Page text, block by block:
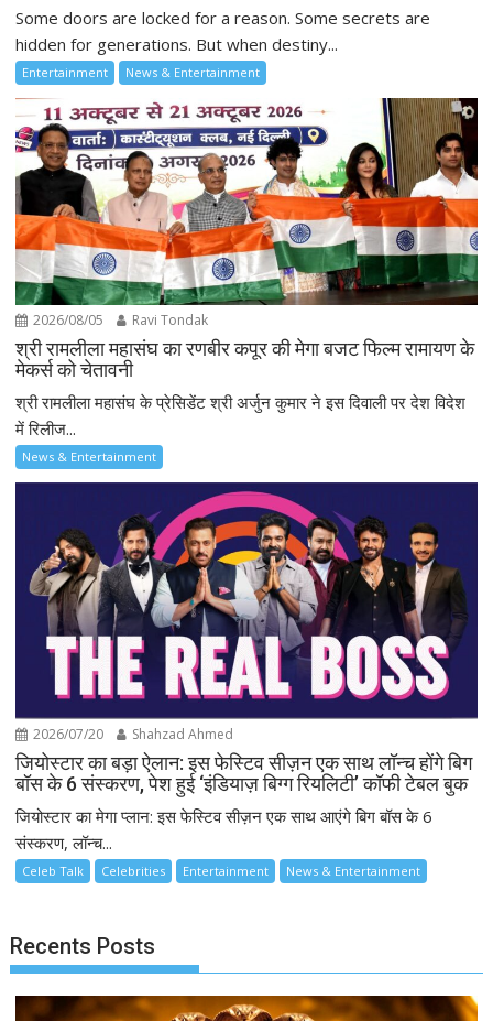
Some doors are locked for a reason. Some secrets are
hidden for generations. But when destiny...
Entertainment News & Entertainment
2026/08/05 Ravi Tondak
श्री रामलीला महासंघ का रणबीर कपूर की मेगा बजट फिल्म रामायण के
मेकर्स को चेतावनी
श्री रामलीला महासंघ के प्रेसिडेंट श्री अर्जुन कुमार ने इस दिवाली पर देश विदेश
में रिलीज...
News & Entertainment
2026/07/20 Shahzad Ahmed
जियोस्टार का बड़ा ऐलान: इस फेस्टिव सीज़न एक साथ लॉन्च होंगे बिग
बॉस के 6 संस्करण, पेश हुई ‘इंडियाज़ बिग्ग रियलिटी’ कॉफी टेबल बुक
जियोस्टार का मेगा प्लान: इस फेस्टिव सीज़न एक साथ आएंगे बिग बॉस के 6
संस्करण, लॉन्च...
Celeb Talk Celebrities Entertainment News & Entertainment
Recents Posts